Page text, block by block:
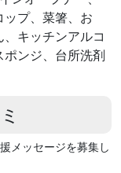
プ、菜箸、お
キッチンアルコ
ンジ、台所洗剤
メッセージを募集し